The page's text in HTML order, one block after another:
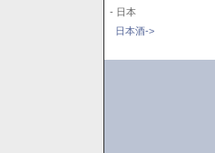
- 日本
日本酒->